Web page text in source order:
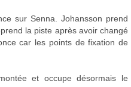
sur Senna. Johansson prend
la piste après avoir changé
car les points de fixation de
et occupe désormais le